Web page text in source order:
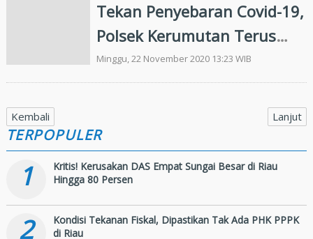
Tekan Penyebaran Covid-19,
Polsek Kerumutan Terus
Gelar Ops Yustisi
Minggu, 22 November 2020 13:23 WIB
Kembali Lanjut
TERPOPULER
1
Kritis! Kerusakan DAS Empat Sungai Besar di Riau
Hingga 80 Persen
2
Kondisi Tekanan Fiskal, Dipastikan Tak Ada PHK PPPK
di Riau